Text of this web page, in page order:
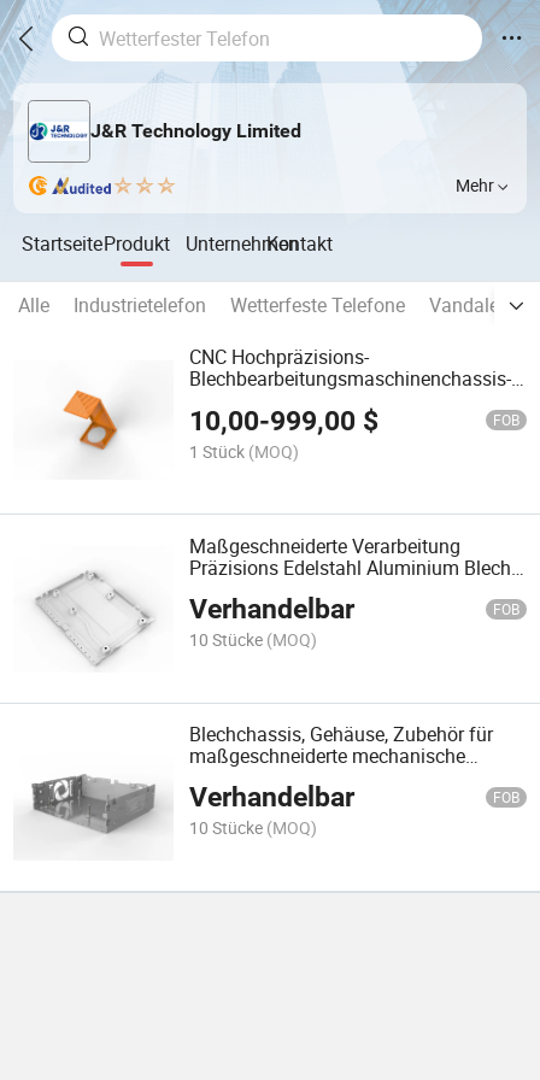
J&R Technology Limited
Mehr
StartseiteProdukt UnternehmenKontakt
Alle Industrietelefon Wetterfeste Telefone
CNC Hochpräzisions-
Blechbearbeitungsmaschinenchassis-
10,00-999,00 $ FOB
1 Stück (MOQ)
Maßgeschneiderte Verarbeitung
Präzisions Edelstahl Aluminium Blech
Verhandelbar FOB
10 Stücke (MOQ)
Blechchassis, Gehäuse, Zubehör für
maßgeschneiderte mechanische
Verhandelbar FOB
10 Stücke (MOQ)